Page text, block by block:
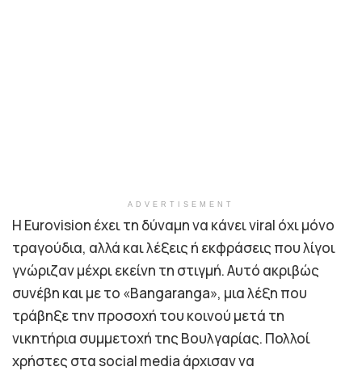
ADVERTISEMENT
Η Eurovision έχει τη δύναμη να κάνει viral όχι μόνο
τραγούδια, αλλά και λέξεις ή εκφράσεις που λίγοι
γνώριζαν μέχρι εκείνη τη στιγμή. Αυτό ακριβώς
συνέβη και με το «Bangaranga», μια λέξη που
τράβηξε την προσοχή του κοινού μετά τη
νικητήρια συμμετοχή της Βουλγαρίας. Πολλοί
χρήστες στα social media άρχισαν να